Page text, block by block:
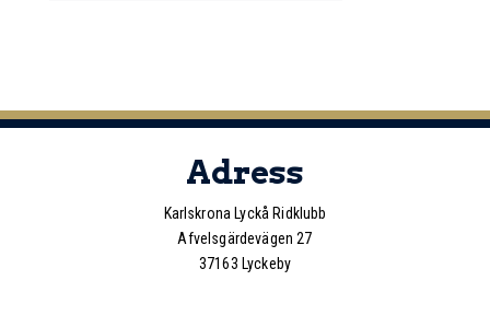
Adress
Karlskrona Lyckå Ridklubb
Afvelsgärdevägen 27
37163 Lyckeby